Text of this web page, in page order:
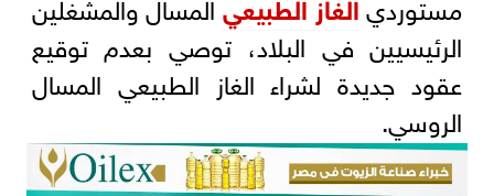
الرئيسيين في البلاد، توصي بعدم توقيع
عقود جديدة لشراء الغاز الطبيعي المسال
الروسي.